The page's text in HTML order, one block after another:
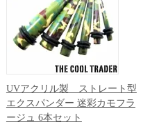
UVアクリル製 ストレート型
エクスパンダー 迷彩カモフラ
ージュ 6本セット